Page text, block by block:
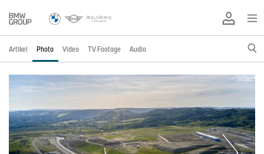
Artikel Photo Video TV Footage Audio